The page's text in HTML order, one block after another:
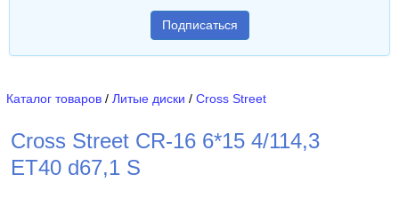
Подписаться
Каталог товаров / Литые диски / Cross Street
Cross Street CR-16 6*15 4/114,3
ET40 d67,1 S